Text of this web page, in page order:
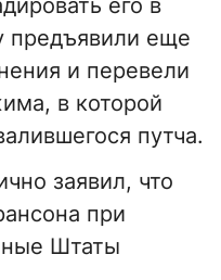
его в
еще
и перевели
в которой
путча.
заявил, что
при
Штаты